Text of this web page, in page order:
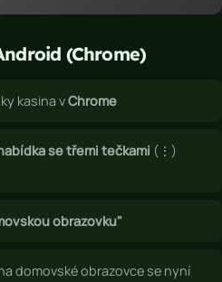
(Chrome)
kasina vChrome
se třemi tečkami (⋮)
obrazovku"
domovské obrazovce se nyní